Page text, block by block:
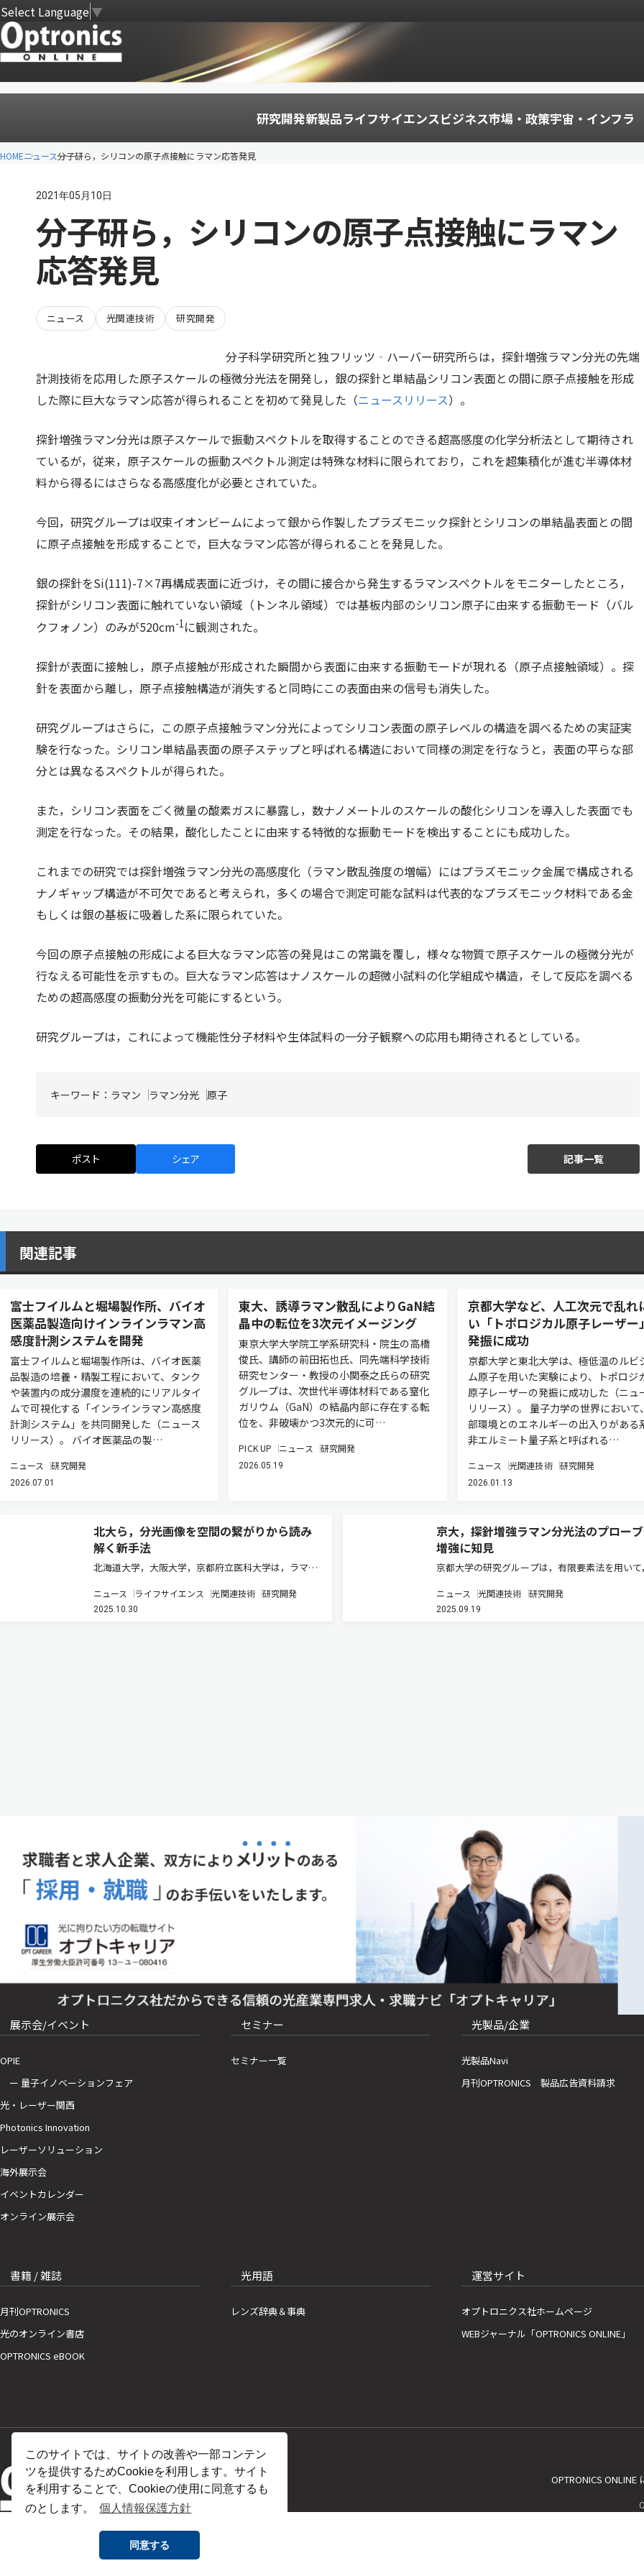
このサイトでは、サイトの改善や一部コンテン
ツを提供するためCookieを利用します。サイト
を利用することで、Cookieの使用に同意するも
のとします。
個人情報保護方針
同意する
Select Language▼
研究開発新製品ライフサイエンスビジネス市場・政策宇宙・インフラ
HOMEニュース分子研ら，シリコンの原子点接触にラマン応答発見
2021年05月10日
分子研ら，シリコンの原子点接触にラマン
応答発見
ニュース 光関連技術 研究開発
分子科学研究所と独フリッツ‐ハーバー研究所らは，探針増強ラマン分光の先端
計測技術を応用した原子スケールの極微分光法を開発し，銀の探針と単結晶シリコン表面との間に原子点接触を形成
した際に巨大なラマン応答が得られることを初めて発見した（ニュースリリース）。
探針増強ラマン分光は原子スケールで振動スペクトルを取得することのできる超高感度の化学分析法として期待され
ているが，従来，原子スケールの振動スペクトル測定は特殊な材料に限られており，これを超集積化が進む半導体材
料から得るにはさらなる高感度化が必要とされていた。
今回，研究グループは収束イオンビームによって銀から作製したプラズモニック探針とシリコンの単結晶表面との間
に原子点接触を形成することで，巨大なラマン応答が得られることを発見した。
銀の探針をSi(111)-7×7再構成表面に近づけ，その間に接合から発生するラマンスペクトルをモニターしたところ，
探針がシリコン表面に触れていない領域（トンネル領域）では基板内部のシリコン原子に由来する振動モード（バル
クフォノン）のみが520cm-1に観測された。
探針が表面に接触し，原子点接触が形成された瞬間から表面に由来する振動モードが現れる（原子点接触領域）。探
針を表面から離し，原子点接触構造が消失すると同時にこの表面由来の信号も消失した。
研究グループはさらに，この原子点接触ラマン分光によってシリコン表面の原子レベルの構造を調べるための実証実
験を行なった。シリコン単結晶表面の原子ステップと呼ばれる構造において同様の測定を行なうと，表面の平らな部
分とは異なるスペクトルが得られた。
また，シリコン表面をごく微量の酸素ガスに暴露し，数ナノメートルのスケールの酸化シリコンを導入した表面でも
測定を行なった。その結果，酸化したことに由来する特徴的な振動モードを検出することにも成功した。
これまでの研究では探針増強ラマン分光の高感度化（ラマン散乱強度の増幅）にはプラズモニック金属で構成される
ナノギャップ構造が不可欠であると考えられ，多くの場合で測定可能な試料は代表的なプラズモニック材料である金
もしくは銀の基板に吸着した系に限られていた。
今回の原子点接触の形成による巨大なラマン応答の発見はこの常識を覆し，様々な物質で原子スケールの極微分光が
行なえる可能性を示すもの。巨大なラマン応答はナノスケールの超微小試料の化学組成や構造，そして反応を調べる
ための超高感度の振動分光を可能にするという。
研究グループは，これによって機能性分子材料や生体試料の一分子観察への応用も期待されるとしている。
キーワード： ラマン ラマン分光 原子
ポスト シェア 記事一覧
関連記事
富士フイルムと堀場製作所、バイオ
医薬品製造向けインラインラマン高
感度計測システムを開発
富士フイルムと堀場製作所は、バイオ医薬
品製造の培養・精製工程において、タンク
や装置内の成分濃度を連続的にリアルタイ
ムで可視化する「インラインラマン高感度
計測システム」を共同開発した（ニュース
リリース）。 バイオ医薬品の製…
ニュース 研究開発
2026.07.01
東大、誘導ラマン散乱によりGaN結
晶中の転位を3次元イメージング
東京大学大学院工学系研究科・院生の高橋
俊氏、講師の前田拓也氏、同先端科学技術
研究センター・教授の小関泰之氏らの研究
グループは、次世代半導体材料である窒化
ガリウム（GaN）の結晶内部に存在する転
位を、非破壊かつ3次元的に可…
PICK UP ニュース 研究開発
2026.05.19
京都大学など、人工次元で乱れ
い「トポロジカル原⼦レーザー
発振に成功
京都⼤学と東北⼤学は、極低温のルビ
ム原⼦を⽤いた実験により、トポロジ
原⼦レーザーの発振に成功した（ニュ
リリース）。 量⼦⼒学の世界において
部環境とのエネルギーの出⼊りがある
⾮エルミート量⼦系と呼ばれる…
ニュース 光関連技術 研究開発
2026.01.13
北大ら，分光画像を空間の繋がりから読み
解く新手法
北海道大学，大阪大学，京都府立医科大学は，ラマン
度を定義し，それに基づいた新しい解析手法の開発に
成功した（ニュースリリース）。 生体組織内の分子の
ニュース ライフサイエンス 光関連技術 研究開発
2025.10.30
京大，探針増強ラマン分光法のプロー
増強に知見
京都大学の研究グループは，有限要素法を用い
い，様々なラマン励起光の照射条件のもと，ラ
乱光と背景光の強度を解析し，励起光をTERSプ
ニュース 光関連技術 研究開発
2025.09.19
展示会/イベント
OPIE
ー 量子イノベーションフェア
光・レーザー関西
Photonics Innovation
レーザーソリューション
海外展示会
イベントカレンダー
オンライン展示会
セミナー
セミナー一覧
光製品/企業
光製品Navi
月刊OPTRONICS 製品広告資料請求
書籍 / 雑誌
月刊OPTRONICS
光のオンライン書店
OPTRONICS eBOOK
光用語
レンズ辞典＆事典
運営サイト
オプトロニクス社ホームページ
WEBジャーナル「OPTRONICS ONLINE」
OPTRONICS ONLINE